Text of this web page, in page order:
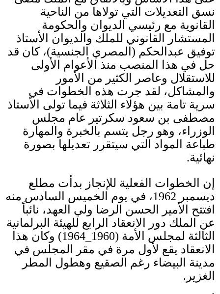
نسق التعديلات التي تولاها من الناحية
القانوية مع رئيسي الديوان والحكومة
المستشار القانوني للملك والديوان الأستاذ
توفيق عبدالحكم ( المصري الجنسية)، كان قد
حل في هذا المنصب منذ الأعوام الأولى
للاستقلال وعاصر الكثير من الأمور
والمشاكل، لقد جرت هذه الخطوات في
سرية تامة بين هؤلاء الثلاثة فيما تولى الأستاذ
مصطفى بن سعود سكرتير عام مجلس
الوزراء، وهو رجل يتسم بالخبرة والمهارة
طباعة المواد التي سيتقرر تعديلها بصورة
نهائية.
إن الخطوات الفعلية للإنجاز بدأت مطلع
ديسمبر 1962، في يوم الخميس السادس منه
افتتح الأمير الحسن الرضا ولي العهد، نائباً
عن الملك دور الانعقاد الرابع للهيئة البرلمانية
الثالثة لمجلس الأمة (1960_1964)
وكان هذا
الانعقاد يقع لأول مرة في مقر المجلس في
مدينة البيضاء رغم الصقيع وهطول المطر
الغزير .